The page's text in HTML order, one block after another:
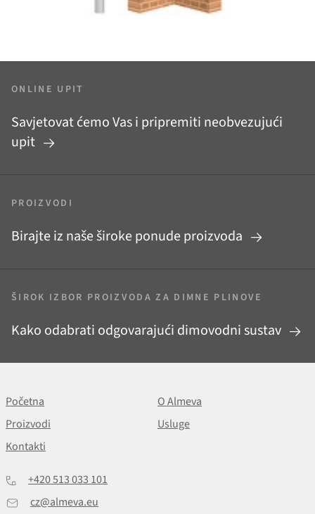
ONLINE UPIT
Savjetovat ćemo Vas i pripremiti neobvezujući
upit
PROIZVODI
Birajte iz naše široke ponude proizvoda
ŠIROK IZBOR PROIZVODA ZA DIMNE PLINOVE
Kako odabrati odgovarajući dimovodni sustav
Početna
O Almeva
Proizvodi
Usluge
Kontakti
+420 513 033 101
cz@almeva.eu